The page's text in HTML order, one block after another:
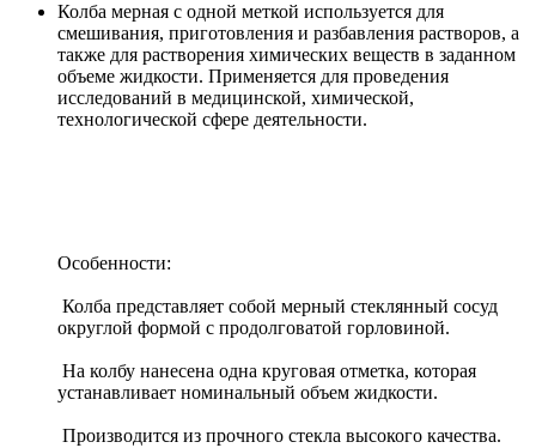
Колба мерная с одной меткой используется для
смешивания, приготовления и разбавления растворов, а
также для растворения химических веществ в заданном
объеме жидкости. Применяется для проведения
исследований в медицинской, химической,
технологической сфере деятельности.
Особенности:
Колба представляет собой мерный стеклянный сосуд
округлой формой с продолговатой горловиной.
На колбу нанесена одна круговая отметка, которая
устанавливает номинальный объем жидкости.
Производится из прочного стекла высокого качества.